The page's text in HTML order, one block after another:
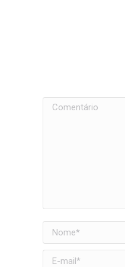
Comentário
Nome *
E-mail *